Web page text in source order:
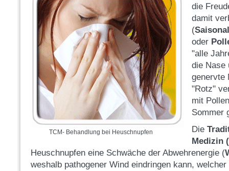
TCM- Behandlung bei Heuschnupfen
die
damit
(
oder
"alle
die Nase
genervte
"Rotz"
mit
Sommer
Die
Medizin
Heuschnupfen eine Schwäche der Abwehrenergie (
weshalb pathogener Wind eindringen kann,